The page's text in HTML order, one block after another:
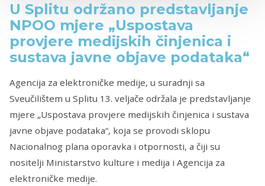
U Splitu održano predstavljanje
NPOO mjere „Uspostava
provjere medijskih činjenica i
sustava javne objave podataka“
Agencija za elektroničke medije, u suradnji sa
Sveučilištem u Splitu 13. veljače održala je predstavljanje
mjere „Uspostava provjere medijskih činjenica i sustava
javne objave podataka“, koja se provodi sklopu
Nacionalnog plana oporavka i otpornosti, a čiji su
nositelji Ministarstvo kulture i medija i Agencija za
elektroničke medije.